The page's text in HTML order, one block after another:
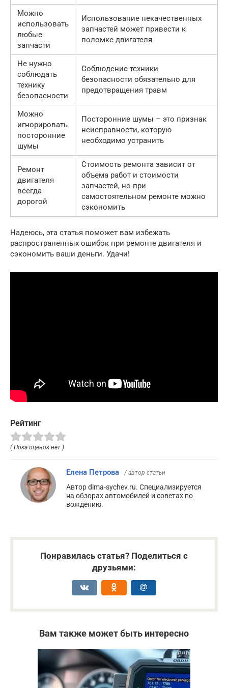
Можно
использовать
любые
запчасти
Использование некачественных
запчастей может привести к
поломке двигателя
Не нужно
соблюдать
технику
безопасности
Соблюдение техники
безопасности обязательно для
предотвращения травм
Можно
игнорировать
посторонние
шумы
Посторонние шумы – это признак
неисправности, которую
необходимо устранить
Ремонт
двигателя
всегда
дорогой
Стоимость ремонта зависит от
объема работ и стоимости
запчастей, но при
самостоятельном ремонте можно
сэкономить
Надеюсь, эта статья поможет вам избежать
распространенных ошибок при ремонте двигателя и
сэкономить ваши деньги. Удачи!
Рейтинг
( Пока оценок нет )
Елена Петрова / автор статьи
Автор dima-sychev.ru. Специализируется
на обзорах автомобилей и советах по
вождению.
Понравилась статья? Поделиться с
друзьями:
Вам также может быть интересно